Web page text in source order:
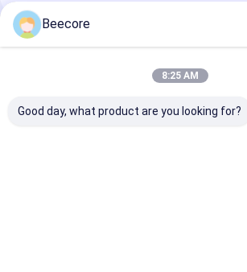
अनुशंसित उत्पाद
Beecore
8:25 AM
Good day, what product are you looking for?